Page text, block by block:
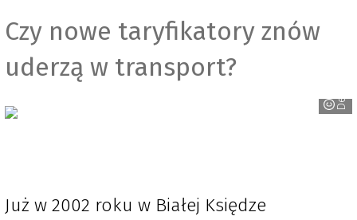
Czy nowe taryfikatory znów
uderzą w transport?
Już w 2002 roku w Białej Księdze